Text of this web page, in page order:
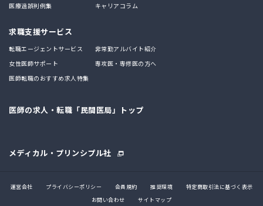
医療過誤判例集
キャリアコラム
求職支援サービス
転職エージェントサービス
非常勤アルバイト紹介
女性医師サポート
専攻医・専修医の方へ
医師転職のおすすめ求人特集
医師の求人・転職「民間医局」トップ
メディカル・プリンシプル社
運営会社 プライバシーポリシー 会員規約 推奨環境
特定商取引法に基づく表示
お問い合わせ
サイトマップ